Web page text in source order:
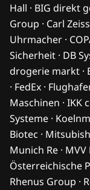
Hall · BIG direkt
Group · Carl
Uhrmacher ·
Sicherheit · DB
drogerie markt ·
· FedEx ·
Maschinen · IKK
Systeme ·
Biotec ·
Munich Re · MVV
Österreichische
Rhenus Group ·